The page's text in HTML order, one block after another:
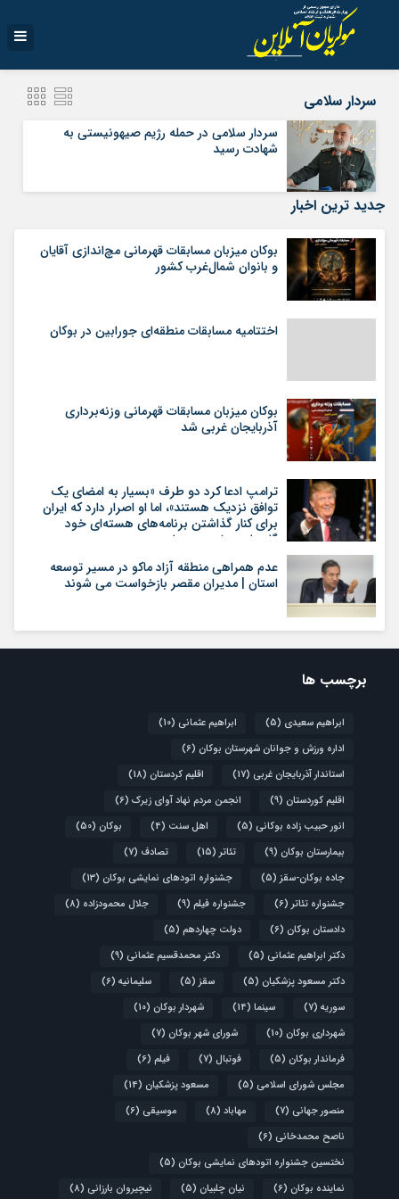
سردار سلامی
سردار سلامی در حمله رژیم صیهونیستی به
شهادت رسید
جدید ترین اخبار
بوکان میزبان مسابقات قهرمانی مچ‌اندازی آقایان
و بانوان شمال‌غرب کشور
اختتامیه مسابقات منطقه‌ای جورابین در بوکان
بوکان میزبان مسابقات قهرمانی وزنه‌برداری
آذربایجان غربی شد
ترامپ ادعا کرد دو طرف «بسیار به امضای یک
توافق نزدیک هستند»، اما او اصرار دارد که ایران
برای کنار گذاشتن برنامه‌های هسته‌ای خود
گام‌های بیشتری بردارد
عدم همراهی منطقه آزاد ماکو در مسیر توسعه
استان | مدیران مقصر بازخواست می شوند
برچسب ها
ابراهیم سعیدی (5) ابراهیم عثمانی (10)
اداره ورزش و جوانان شهرستان بوکان (6)
استاندار آذربایجان غربی (17) اقلیم کردستان (18)
اقلیم کوردستان (9) انجمن مردم نهاد آوای زیرک (6)
انور حبیب زاده بوکانی (5) اهل سنت (4) بوکان (50)
بیمارستان بوکان (9) تئاتر (15) تصادف (7)
جاده بوکان-سقز (5) جشنواره اتودهای نمایشی بوکان (13)
جشنواره تئاتر (6) جشنواره فیلم (9) جلال محمودزاده (8)
دادستان بوکان (6) دولت چهاردهم (5)
دکتر ابراهیم عثمانی (5) دکتر محمدقسیم عثمانی (9)
دکتر مسعود پزشکیان (5) سقز (5) سلیمانیه (6)
سوریه (7) سینما (14) شهردار بوکان (10)
شهرداری بوکان (10) شورای شهر بوکان (7)
فرماندار بوکان (5) فوتبال (7) فیلم (6)
مجلس شورای اسلامی (5) مسعود پزشکیان (14)
منصور جهانی (7) مهاباد (8) موسیقی (6)
ناصح محمدخانی (6)
نختسین جشنواره اتودهای نمایشی بوکان (5)
نماینده بوکان (6) نیان چلبیان (5) نیچیروان بارزانی (8)